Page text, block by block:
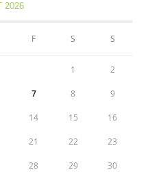
2026
F S S
1 2
7 8 9
14 15 16
21 22 23
28 29 30